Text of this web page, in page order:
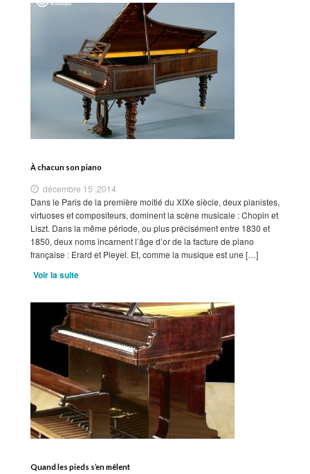
À chacun son piano
décembre 15 ,2014
Dans le Paris de la première moitié du XIXe siècle, deux pianistes,
virtuoses et compositeurs, dominent la scène musicale : Chopin et
Liszt. Dans la même période, ou plus précisément entre 1830 et
1850, deux noms incarnent l’âge d’or de la facture de piano
française : Erard et Pleyel. Et, comme la musique est une […]
Voir la suite
Quand les pieds s’en mêlent